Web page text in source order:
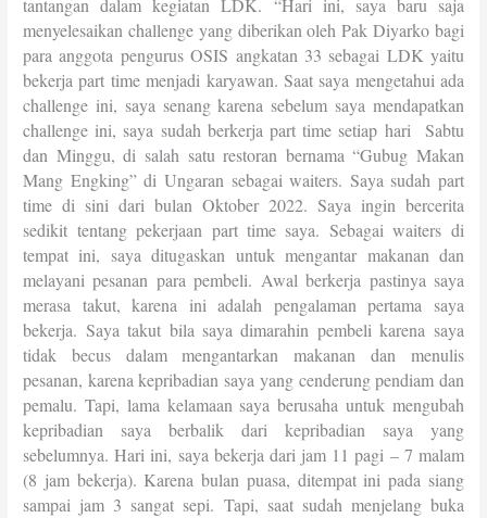
menyelesaikan challenge yang diberikan oleh Pak Diyarko bagi
para anggota pengurus OSIS angkatan 33 sebagai LDK yaitu
bekerja part time menjadi karyawan. Saat saya mengetahui ada
challenge ini, saya senang karena sebelum saya mendapatkan
challenge ini, saya sudah berkerja part time setiap hari Sabtu
dan Minggu, di salah satu restoran bernama “Gubug Makan
Mang Engking” di Ungaran sebagai waiters. Saya sudah part
time di sini dari bulan Oktober 2022. Saya ingin bercerita
sedikit tentang pekerjaan part time saya. Sebagai waiters di
tempat ini, saya ditugaskan untuk mengantar makanan dan
melayani pesanan para pembeli. Awal berkerja pastinya saya
merasa takut, karena ini adalah pengalaman pertama saya
bekerja. Saya takut bila saya dimarahin pembeli karena saya
tidak becus dalam mengantarkan makanan dan menulis
pesanan, karena kepribadian saya yang cenderung pendiam dan
pemalu. Tapi, lama kelamaan saya berusaha untuk mengubah
kepribadian saya berbalik dari kepribadian saya yang
sebelumnya. Hari ini, saya bekerja dari jam 11 pagi – 7 malam
(8 jam bekerja). Karena bulan puasa, ditempat ini pada siang
sampai jam 3 sangat sepi. Tapi, saat sudah menjelang buka